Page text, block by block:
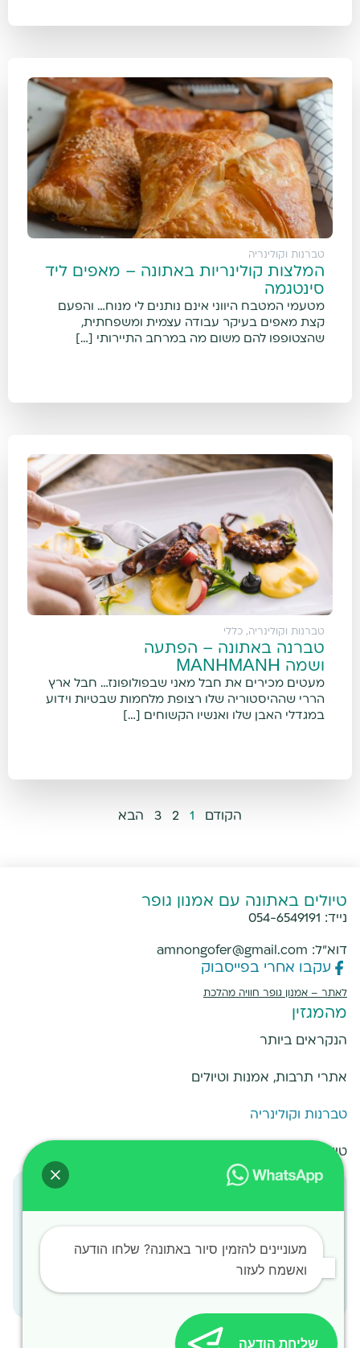
טברנות וקולינריה
המלצות קולינריות באתונה – מאפים ליד
סינטגמה
מטעמי המטבח היווני אינם נותנים לי מנוח… והפעם
קצת מאפים בעיקר עבודה עצמית ומשפחתית,
שהצטופפו להם משום מה במרחב התיירותי […]
טברנות וקולינריה, כללי
טברנה באתונה – הפתעה
ושמה ΜΑΝΗΜΑΝΗ
מעטים מכירים את חבל מאני שבפולופונז… חבל ארץ
הררי שההיסטוריה שלו רצופת מלחמות שבטיות וידוע
במגדלי האבן שלו ואנשיו הקשוחים […]
הקודם 1
2
3 הבא
טיולים באתונה עם אמנון גופר
נייד: 054-6549191
דוא"ל: amnongofer@gmail.com
עקבו אחרי בפייסבוק
לאתר – אמנון גופר חוויה מהלכת
מהמגזין
הנקראים ביותר
אתרי תרבות, אמנות וטיולים
טברנות וקולינריה
טיולים מחוץ לאתונה
הצטרפו לקבוצת הפייסבוק הרשמית למטיילים באתונה
מעל 50,000מטיילים
מעוניינים להזמין סיור באתונה? שלחו הודעה
ואשמח לעזור
שליחת הודעה